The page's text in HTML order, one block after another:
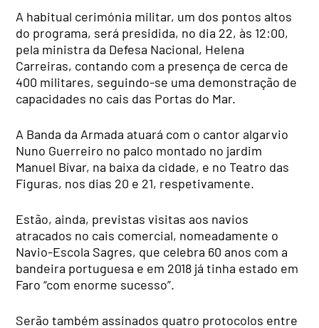
A habitual cerimónia militar, um dos pontos altos
do programa, será presidida, no dia 22, às 12:00,
pela ministra da Defesa Nacional, Helena
Carreiras, contando com a presença de cerca de
400 militares, seguindo-se uma demonstração de
capacidades no cais das Portas do Mar.
A Banda da Armada atuará com o cantor algarvio
Nuno Guerreiro no palco montado no jardim
Manuel Bívar, na baixa da cidade, e no Teatro das
Figuras, nos dias 20 e 21, respetivamente.
Estão, ainda, previstas visitas aos navios
atracados no cais comercial, nomeadamente o
Navio-Escola Sagres, que celebra 60 anos com a
bandeira portuguesa e em 2018 já tinha estado em
Faro “com enorme sucesso”.
Serão também assinados quatro protocolos entre